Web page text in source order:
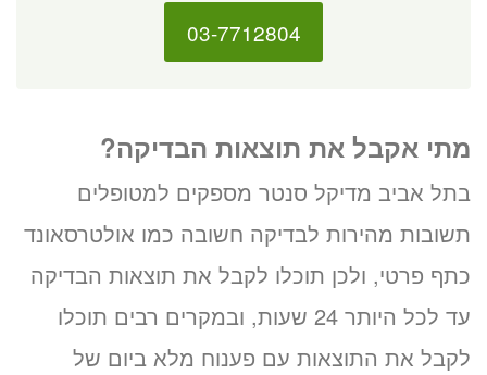
03-7712804
מתי אקבל את תוצאות הבדיקה?
בתל אביב מדיקל סנטר מספקים למטופלים
תשובות מהירות לבדיקה חשובה כמו אולטרסאונד
כתף פרטי, ולכן תוכלו לקבל את תוצאות הבדיקה
עד לכל היותר 24 שעות, ובמקרים רבים תוכלו
לקבל את התוצאות עם פענוח מלא ביום של